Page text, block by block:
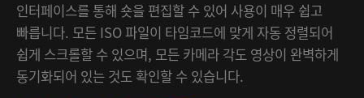
인터페이스를 통해 숏을 편집할 수 있어 사용이 매우 쉽고
빠릅니다. 모든 ISO 파일이 타임코드에 맞게 자동 정렬되어
쉽게 스크롤할 수 있으며, 모든 카메라 각도 영상이 완벽하게
동기화되어 있는 것도 확인할 수 있습니다.